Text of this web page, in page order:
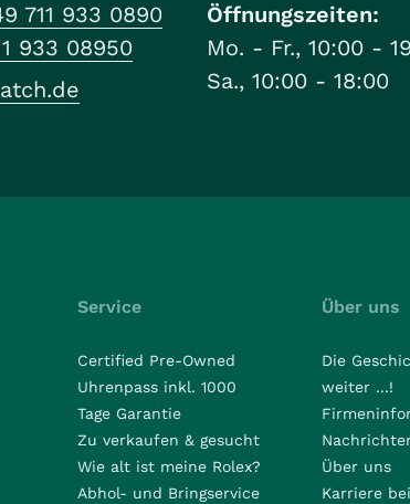
711 933 0890
933 08950
Öffnungszeiten:
Mo. - Fr., 10:00 -
Sa., 10:00 - 18:00
Service
Certified Pre-Owned
Uhrenpass inkl. 1000
Tage Garantie
Zu verkaufen & gesucht
Wie alt ist meine Rolex?
Abhol- und Bringservice
Über uns
Die
weiter ...!
Über uns
Karriere